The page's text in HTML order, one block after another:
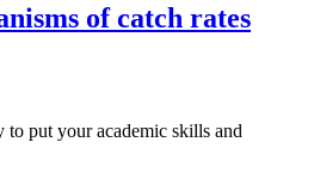
of catch rates
put your academic skills and